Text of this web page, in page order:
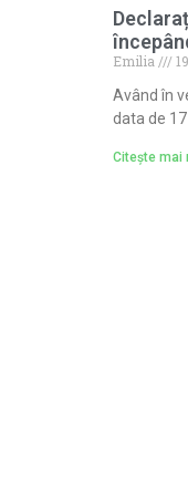
Emilia
Având în
data de
Citește mai